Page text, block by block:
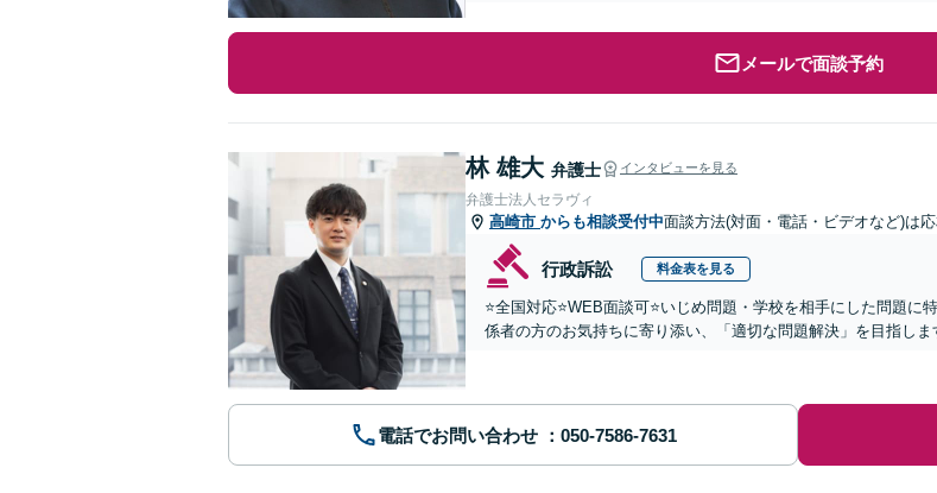
メールで面談予約
林 雄大 弁護士 インタビューを見る
弁護士法人セラヴィ
高崎市 からも相談受付中面談方法(対面・電話・ビデオなど)は
行政訴訟 料金表を見る
⭐️全国対応⭐️WEB面談可⭐️いじめ問題・学校を相手にした問題
係者の方のお気持ちに寄り添い、「適切な問題解決」を目指しま
電話でお問い合わせ